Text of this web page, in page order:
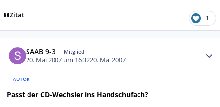
Zitat 1
SAAB 9-3 Mitglied
20. Mai 2007 um 16:3220. Mai 2007
AUTOR
Passt der CD-Wechsler ins Handschufach?